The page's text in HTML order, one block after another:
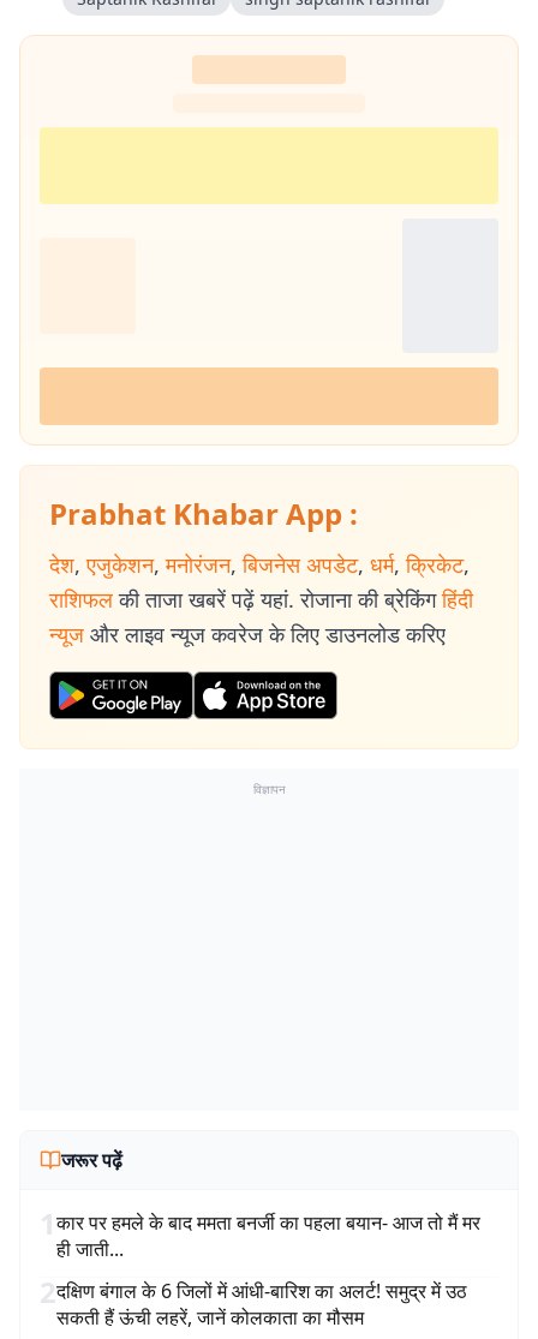
Prabhat Khabar App :
देश, एजुकेशन, मनोरंजन, बिजनेस अपडेट, धर्म, क्रिकेट,
राशिफल की ताजा खबरें पढ़ें यहां. रोजाना की ब्रेकिंग हिंदी
न्यूज और लाइव न्यूज कवरेज के लिए डाउनलोड करिए
विज्ञापन
जरूर पढ़ें
1कार पर हमले के बाद ममता बनर्जी का पहला बयान- आज तो मैं मर
ही जाती...
2दक्षिण बंगाल के 6 जिलों में आंधी-बारिश का अलर्ट! समुद्र में उठ
सकती हैं ऊंची लहरें, जानें कोलकाता का मौसम